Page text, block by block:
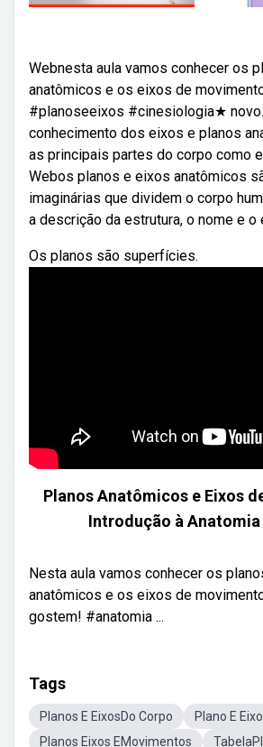
Webnesta aula vamos conhecer os
anatômicos e os eixos de
#planoseeixos #cinesiologia★
conhecimento dos eixos e planos
as principais partes do corpo como
Webos planos e eixos anatômicos
imaginárias que dividem o corpo
a descrição da estrutura, o nome e o
Os planos são superfícies.
Planos Anatômicos e Eixos
Introdução à Anatomia
Nesta aula vamos conhecer os
anatômicos e os eixos de
gostem! #anatomia ...
Tags
Planos E EixosDo Corpo
Plano E
Planos Eixos EMovimentos